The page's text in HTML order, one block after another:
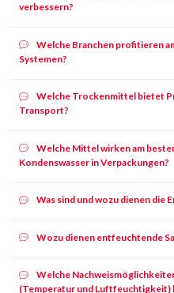
verbessern?
Welche Branchen profitieren
Systemen?
Welche Trockenmittel bietet
Transport?
Welche Mittel wirken am
Kondenswasser in Verpackungen?
Was sind und wozu dienen die
Wozu dienen entfeuchtende
Welche
(Temperatur und Luftfeuchtigkeit)